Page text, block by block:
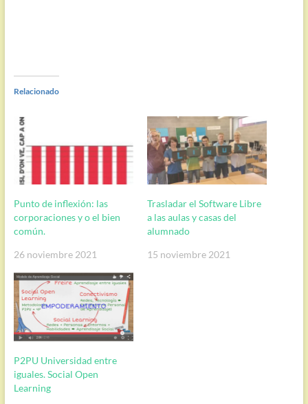
Relacionado
Punto de inflexión: las
corporaciones y o el bien
común.
26 noviembre 2021
Trasladar el Software Libre
a las aulas y casas del
alumnado
15 noviembre 2021
P2PU Universidad entre
iguales. Social Open
Learning